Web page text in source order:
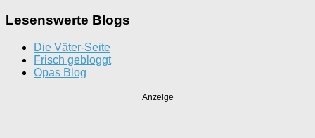
Lesenswerte Blogs
Die Väter-Seite
Frisch gebloggt
Opas Blog
Anzeige